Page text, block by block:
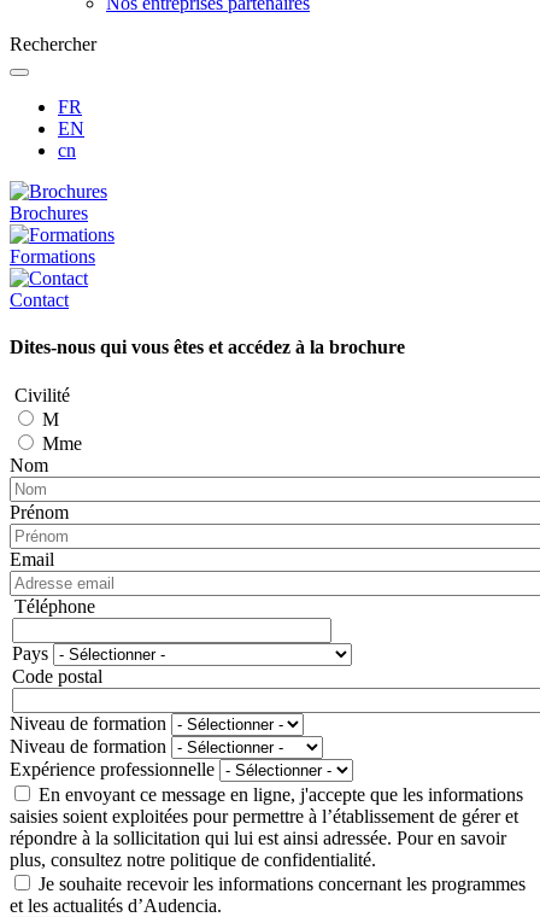
Rechercher
FR
EN
cn
Brochures
Formations
Contact
Dites-nous qui vous êtes et accédez à la brochure
Civilité
M
Mme
Nom
Prénom
Email
Téléphone
Adresse
Pays
Code postal
Niveau de formation
Niveau de formation
Expérience professionnelle
En envoyant ce message en ligne, j'accepte que les informations
saisies soient exploitées pour permettre à l’établissement de gérer et
répondre à la sollicitation qui lui est ainsi adressée. Pour en savoir
plus, consultez notre politique de confidentialité.
Je souhaite recevoir les informations concernant les programmes
et les actualités d’Audencia.